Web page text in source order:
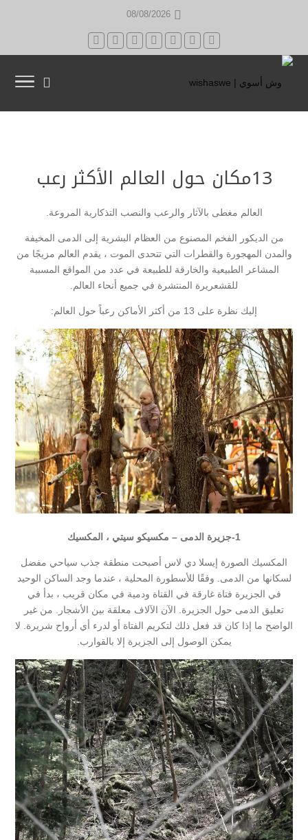
08/08/2026
13مكان حول العالم الأكثر رعب
العالم مغطى بالآثار والرعب والنصب التذكارية المروعة.
من الديكور الفخم المصنوع من العظام البشرية إلى الدمى المخيفة
والمدن المهجورة والقطرات التي تتحدى الموت ، يقدم العالم مزيجًا من
المشاعر الطبيعية والخارقة للطبيعة في عدد من المواقع المسببة
للقشعريرة المنتشرة في جميع أنحاء العالم.
إليك نظرة على 13 من أكثر الأماكن رعباً حول العالم:
1- جزيرة الدمى – مكسيكو سيتي ، المكسيك
المكسيك الصورة إيسلا دي لاس أصبحت منطقة جذب سياحي مفضل
لسكانها من الدمى. وفقًا للأسطورة المحلية ، عندما وجد الساكن الوحيد
في الجزيرة فتاة غارقة في القناة ودمية في مكان قريب ، بدأ في
تعليق الدمى حول الجزيرة. الآن الآلاف معلقة بين الأشجار. من غير
الواضح ما إذا كان قد فعل ذلك لتكريم الفتاة أو لدرء أي أرواح شريرة. لا
يمكن الوصول إلى الجزيرة إلا بالقوارب.